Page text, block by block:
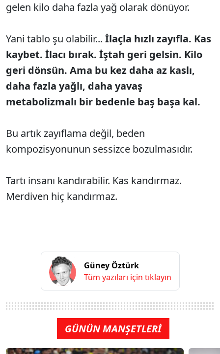
gelen kilo daha fazla yağ olarak dönüyor.
Yani tablo şu olabilir... İlaçla hızlı zayıfla. Kas
kaybet. İlacı bırak. İştah geri gelsin. Kilo
geri dönsün. Ama bu kez daha az kaslı,
daha fazla yağlı, daha yavaş
metabolizmalı bir bedenle baş başa kal.
Bu artık zayıflama değil, beden
kompozisyonunun sessizce bozulmasıdır.
Tartı insanı kandırabilir. Kas kandırmaz.
Merdiven hiç kandırmaz.
Güney Öztürk
Tüm yazıları için tıklayın
GÜNÜN MANŞETLERİ